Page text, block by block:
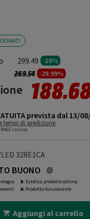
299.49 -10%
Prezzo ridotto da
269.54a-29.99%
prevista dal 13/
tempi di spedizione
incluse
328E1CA
BUONO
B: Estetica prodotto ottima
N: Prodotto funzionante
Aggiungi al carrello